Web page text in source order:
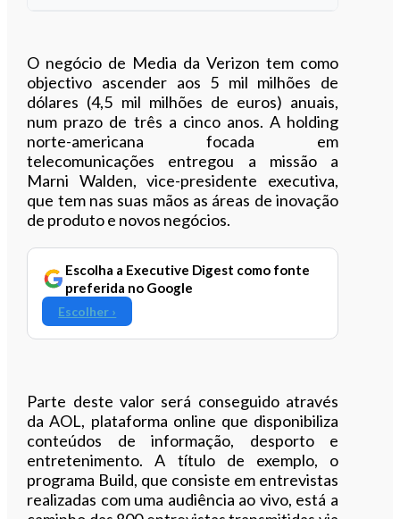
O negócio de Media da Verizon tem como
objectivo ascender aos 5 mil milhões de
dólares (4,5 mil milhões de euros) anuais,
num prazo de três a cinco anos. A holding
norte-americana focada em
telecomunicações entregou a missão a
Marni Walden, vice-presidente executiva,
que tem nas suas mãos as áreas de inovação
de produto e novos negócios.
Escolha a Executive Digest como fonte
preferida no Google
Escolher ›
Parte deste valor será conseguido através
da AOL, plataforma online que disponibiliza
conteúdos de informação, desporto e
entretenimento. A título de exemplo, o
programa Build, que consiste em entrevistas
realizadas com uma audiência ao vivo, está a